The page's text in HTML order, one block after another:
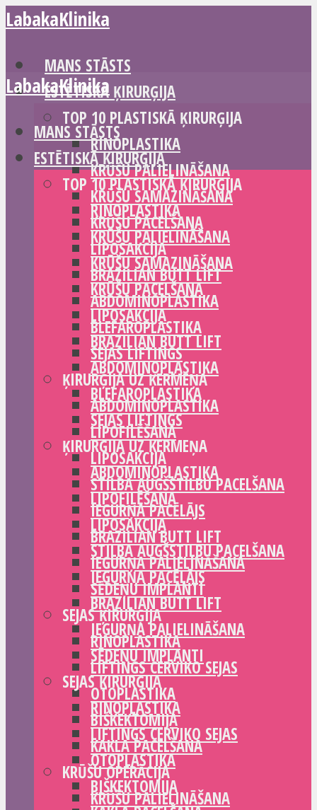
LabakaKlinika
MANS STĀSTS
ESTĒTISKĀ ĶIRURĢIJA
TOP 10 PLASTISKĀ ĶIRURĢIJA
RINOPLASTIKA
KRŪŠU PALIELINĀŠANA
KRŪŠU SAMAZINĀŠANA
KRŪŠU PACELŠANA
LIPOSAKCIJA
BRAZILIAN BUTT LIFT
ABDOMINOPLASTIKA
BLEFAROPLASTIKA
SEJAS LIFTINGS
ĶIRURĢIJA UZ ĶERMEŅA
ABDOMINOPLASTIKA
LIPOFILĒŠANA
LIPOSAKCIJA
STILBA AUGŠSTILBU PACELŠANA
IEGURŅA PACĒLĀJS
BRAZILIAN BUTT LIFT
IEGURŅA PALIELINĀŠANA
SĒDEŅU IMPLANTI
SEJAS ĶIRURĢIJA
RINOPLASTIKA
LIFTINGS CERVIKO SEJAS
OTOPLASTIKA
BIŠKEKTOMIJA
KAKLA PACELŠANA
KRŪŠU OPERĀCIJA
KRŪŠU PALIELINĀŠANA
LabakaKlinika
MANS STĀSTS
ESTĒTISKĀ ĶIRURĢIJA
TOP 10 PLASTISKĀ ĶIRURĢIJA
RINOPLASTIKA
KRŪŠU PALIELINĀŠANA
KRŪŠU SAMAZINĀŠANA
KRŪŠU PACELŠANA
LIPOSAKCIJA
BRAZILIAN BUTT LIFT
ABDOMINOPLASTIKA
BLEFAROPLASTIKA
SEJAS LIFTINGS
ĶIRURĢIJA UZ ĶERMEŅA
ABDOMINOPLASTIKA
LIPOFILĒŠANA
LIPOSAKCIJA
STILBA AUGŠSTILBU PACELŠANA
IEGURŅA PACĒLĀJS
BRAZILIAN BUTT LIFT
IEGURŅA PALIELINĀŠANA
SĒDEŅU IMPLANTI
SEJAS ĶIRURĢIJA
RINOPLASTIKA
LIFTINGS CERVIKO SEJAS
OTOPLASTIKA
BIŠKEKTOMIJA